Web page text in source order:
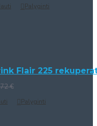
Palyginti
Flair 225
€
Palyginti